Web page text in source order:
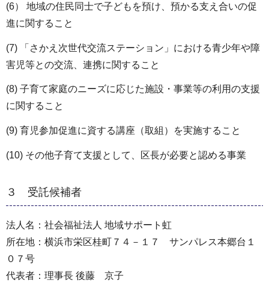
(6） 地域の住民同士で子どもを預け、預かる支え合いの促
進に関すること
(7) 「さかえ次世代交流ステーション」における青少年や障
害児等との交流、連携に関すること
(8) 子育て家庭のニーズに応じた施設・事業等の利用の支援
に関すること
(9) 育児参加促進に資する講座（取組）を実施すること
(10) その他子育て支援として、区長が必要と認める事業
３ 受託候補者
法人名：社会福祉法人 地域サポート虹
所在地：横浜市栄区桂町７４－１７ サンパレス本郷台１
０７号
代表者：理事長 後藤 京子